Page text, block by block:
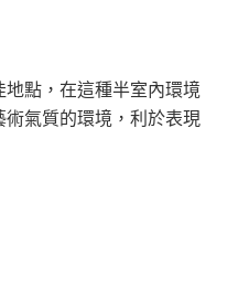
點，在這種半室內環境
氣質的環境，利於表現